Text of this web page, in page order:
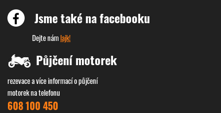
Jsme také na facebooku
Dejte námlajk!
Půjčení motorek
rezevace a více informací o půjčení
motorek na telefonu
608 100 450